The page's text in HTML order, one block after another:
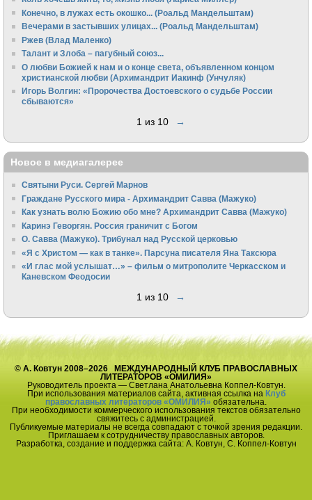
Конечно, в лужах есть окошко... (Роальд Мандельштам)
Вечерами в застывших улицах... (Роальд Мандельштам)
Ржев (Влад Маленко)
Талант и Злоба – пагубный союз...
О любви Божией к нам и о конце света, объявленном концом
христианской любви (Архимандрит Иакинф (Унчуляк)
Игорь Волгин: «Пророчества Достоевского о судьбе России
сбываются»
1 из 10 →
Новое в медиагалерее
Святыни Руси. Сергей Марнов
Граждане Русского мира - Архимандрит Савва (Мажуко)
Как узнать волю Божию обо мне? Архимандрит Савва (Мажуко)
Каринэ Геворгян. Россия граничит с Богом
О. Савва (Мажуко). Трибунал над Русской церковью
«Я с Христом — как в танке». Парсуна писателя Яна Таксюра
«И глас мой услышат…» – фильм о митрополите Черкасском и
Каневском Феодосии
1 из 10 →
© А. Ковтун 2008–2026 МЕЖДУНАРОДНЫЙ КЛУБ ПРАВОСЛАВНЫХ
ЛИТЕРАТОРОВ «ОМИЛИЯ»
Руководитель проекта — Светлана Анатольевна Коппел-Ковтун.
При использования материалов сайта, активная ссылка на Клуб
православных литераторов «ОМИЛИЯ» обязательна.
При необходимости коммерческого использования текстов обязательно
свяжитесь с администрацией.
Публикуемые материалы не всегда совпадают с точкой зрения редакции.
Приглашаем к сотрудничеству православных авторов.
Разработка, создание и поддержка сайта: А. Ковтун, С. Коппел-Ковтун